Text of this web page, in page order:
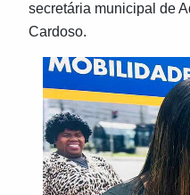
secretária municipal de
Cardoso.